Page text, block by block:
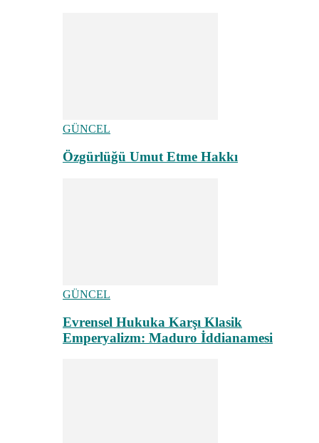
GÜNCEL
Özgürlüğü Umut Etme Hakkı
GÜNCEL
Evrensel Hukuka Karşı Klasik
Emperyalizm: Maduro İddianamesi